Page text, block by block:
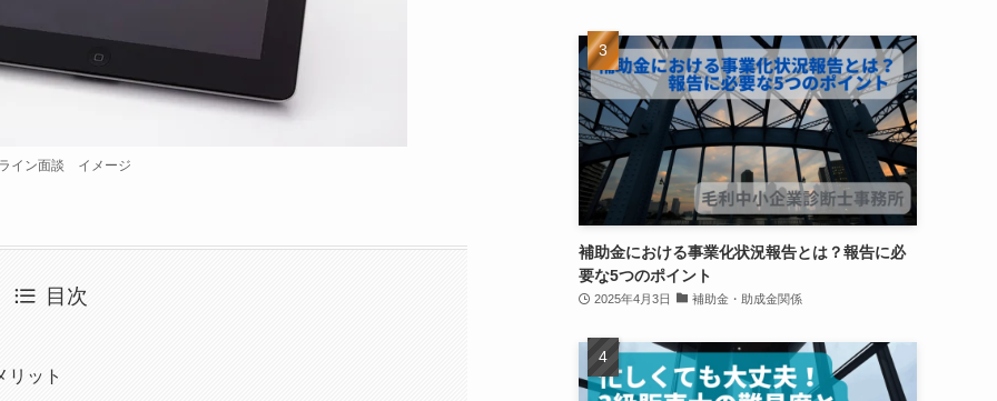
イン面談 イメージ
目次
リット
補助金における事業化状況報告とは？報告に必
要な5つのポイント
2025年4月3日 補助金・助成金関係